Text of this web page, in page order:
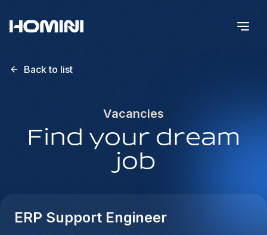
Back to list
Vacancies
Find your dream
job
ERP Support Engineer